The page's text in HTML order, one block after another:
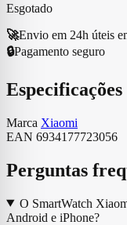
Esgotado
🚀Envio em 24h úteis
🔒Pagamento seguro
Especificações
Marca Xiaomi
EAN 6934177723056
Perguntas
O SmartWatch
Android e iPhone?